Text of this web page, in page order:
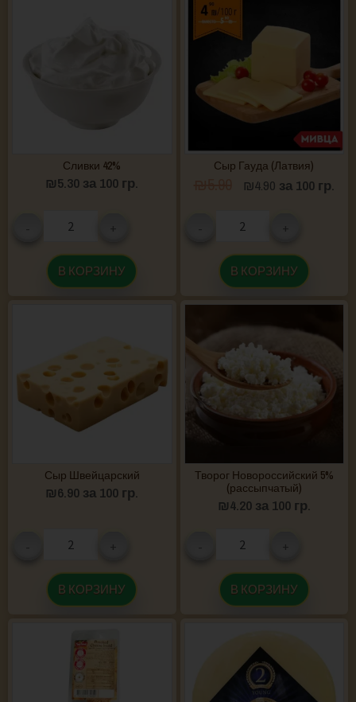
Сливки 42%
₪5.30 за 100 гр.
В КОРЗИНУ
Сыр Гауда (Латвия)
₪4.90 за 100 гр.
В КОРЗИНУ
Сыр Швейцарский
₪6.90 за 100 гр.
В КОРЗИНУ
Творог Новороссийский 5%
(рассыпчатый)
₪4.20 за 100 гр.
В КОРЗИНУ